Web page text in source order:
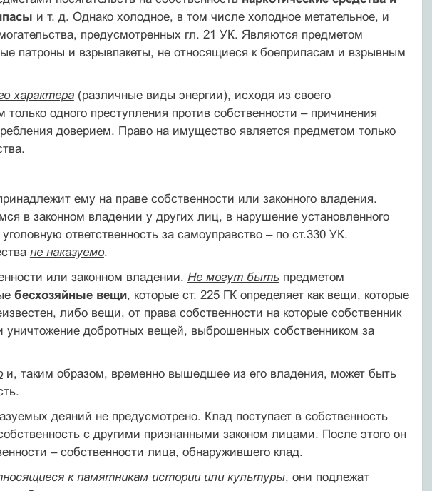
и т. д. Однако холодное, в том числе холодное метательное, и
предусмотренных гл. 21 УК. Являются предметом
патроны и взрывпакеты, не относящиеся к боеприпасам и взрывным
характера(различные виды энергии), исходя из своего
одного преступления против собственности – причинения
доверием. Право на имущество является предметом только
ему на праве собственности или законного владения.
в законном владении у других лиц, в нарушение установленного
ответственность за самоуправство – по ст.330 УК.
не наказуемо.
или законном владении. Не могут бытьпредметом
бесхозяйные вещи, которые ст. 225 ГК определяет как вещи, которые
либо вещи, от права собственности на которые собственник
уничтожение добротных вещей, выброшенных собственником за
и, таким образом, временно вышедшее из его владения, может быть
деяний не предусмотрено. Клад поступает в собственность
с другими признанными законом лицами. После этого он
– собственности лица, обнаружившего клад.
к памятникам истории или культуры, они подлежат